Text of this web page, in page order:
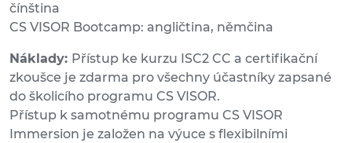
čínština
CS VISOR Bootcamp: angličtina, němčina
Náklady: Přístup ke kurzu ISC2 CC a certifikační
zkoušce je zdarma pro všechny účastníky zapsané
do školicího programu CS VISOR.
Přístup k samotnému programu CS VISOR
Immersion je založen na výuce s flexibilními